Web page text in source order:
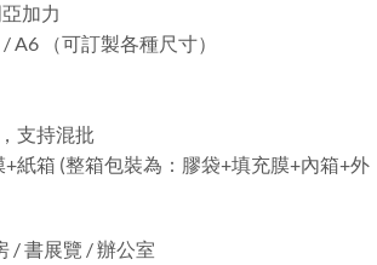
加力
A6 （可訂製各種尺寸）
支持混批
紙箱 (整箱包裝為：膠袋+填充膜+內箱+外
/ 書展覽 / 辦公室